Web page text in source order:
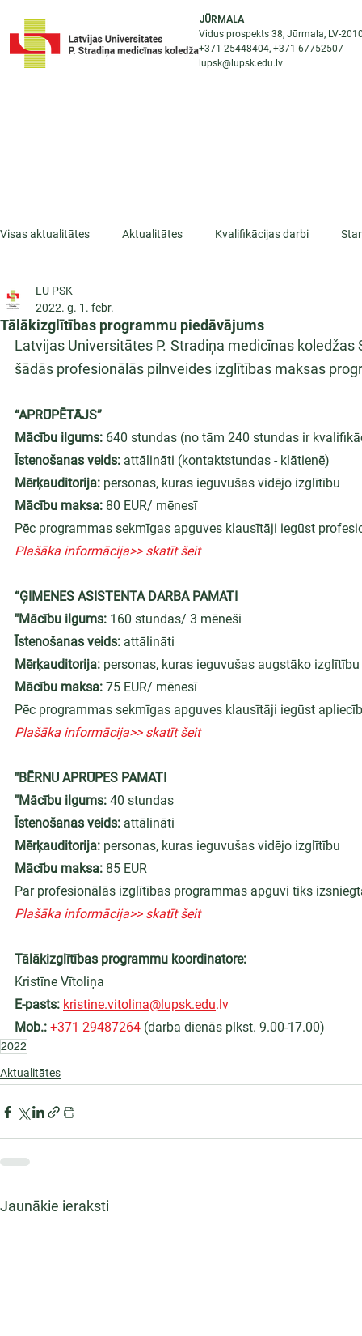
JŪRMALA
Vidus prospekts 38, Jūrmala, LV-
+371 25448404, +371 67752507
lupsk@lupsk.edu.lv
Visas aktualitātes Aktualitātes Kvalifikācijas darbi
ESF projekti
Tālākizglītības programmu piedāvājums
LU PSK
2022. g. 1. febr.
Latvijas Universitātes P. Stradiņa medicīnas
šādās profesionālās pilnveides izglītības maksas
“APRŪPĒTĀJS”
Mācību ilgums: 640 stundas (no tām 240 stundas ir
Īstenošanas veids: attālināti (kontaktstundas - klātienē)
Mērķauditorija: personas, kuras ieguvušas vidējo izglītību
Mācību maksa: 80 EUR/ mēnesī
Pēc programmas sekmīgas apguves klausītāji iegūst
Plašāka informācija>> skatīt šeit
“ĢIMENES ASISTENTA DARBA PAMATI
"Mācību ilgums: 160 stundas/ 3 mēneši
Īstenošanas veids: attālināti
Mērķauditorija: personas, kuras ieguvušas augstāko
Mācību maksa: 75 EUR/ mēnesī
Pēc programmas sekmīgas apguves klausītāji iegūst
Plašāka informācija>> skatīt šeit
"BĒRNU APRŪPES PAMATI
"Mācību ilgums: 40 stundas
Īstenošanas veids: attālināti
Mērķauditorija: personas, kuras ieguvušas vidējo izglītību
Mācību maksa: 85 EUR
Par profesionālās izglītības programmas apguvi tiks
Plašāka informācija>> skatīt šeit
Tālākizglītības programmu koordinatore:
Kristīne Vītoliņa
E-pasts: kristine.vitolina@lupsk.edu.lv
Mob.: +371 29487264 (darba dienās plkst. 9.00-17.00)
2022
Aktualitātes
Jaunākie ieraksti